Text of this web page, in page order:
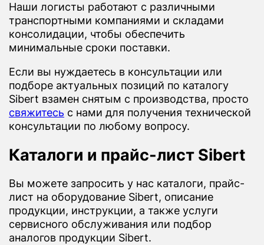
Наши логисты работают с различными
транспортными компаниями и складами
консолидации, чтобы обеспечить
минимальные сроки поставки.
Если вы нуждаетесь в консультации или
подборе актуальных позиций по каталогу
Sibert взамен снятым с производства, просто
свяжитесь с нами для получения технической
консультации по любому вопросу.
Каталоги и прайс-лист Sibert
Вы можете запросить у нас каталоги, прайс-
лист на оборудование Sibert, описание
продукции, инструкции, а также услуги
сервисного обслуживания или подбор
аналогов продукции Sibert.